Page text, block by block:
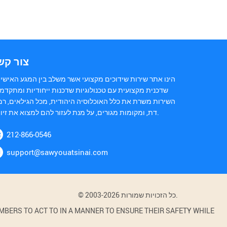
צור
הינו אתר שירות שידוכים מקצועי אשר משלב בין המגע
שדכנית מקצועית עם טכנולוגיות שדכנות ייחודיות
השירות משרת את כלל האוכלוסיה היהודית, מכל הגילאים,
212-866-0546
support@sawyouatsinai.com
TO ACT TO IN A MANNER TO ENSURE THEIR SAFETY WHILE